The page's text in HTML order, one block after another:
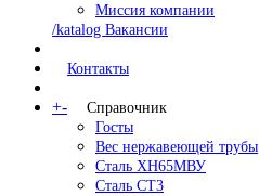
Миссия компании
/katalog Вакансии
Контакты
+-
Справочник
Госты
Вес нержавеющей трубы
Сталь ХН65МВУ
Сталь СТ3